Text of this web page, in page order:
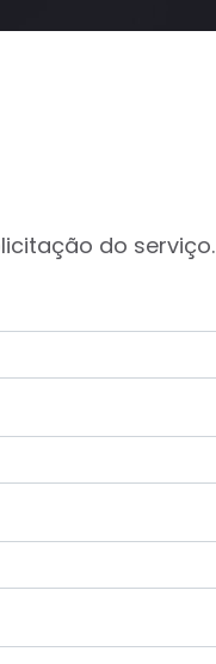
do serviço.